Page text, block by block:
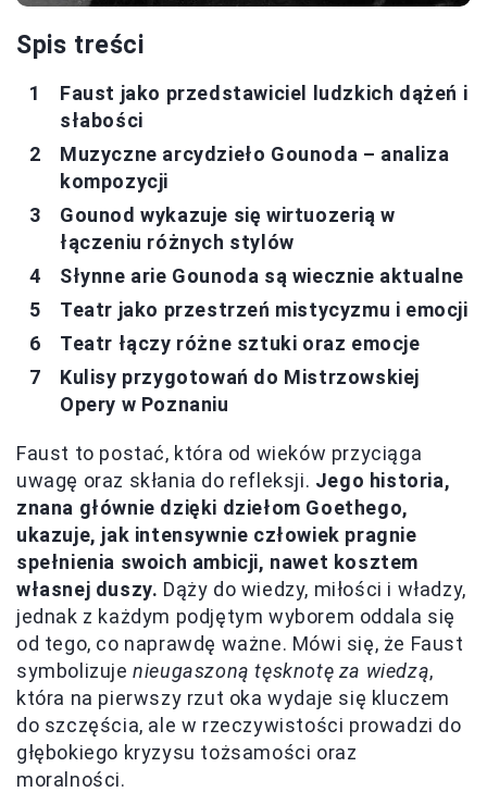
Spis treści
Faust jako przedstawiciel ludzkich dążeń i
słabości
Muzyczne arcydzieło Gounoda – analiza
kompozycji
Gounod wykazuje się wirtuozerią w
łączeniu różnych stylów
Słynne arie Gounoda są wiecznie aktualne
Teatr jako przestrzeń mistycyzmu i emocji
Teatr łączy różne sztuki oraz emocje
Kulisy przygotowań do Mistrzowskiej
Opery w Poznaniu
Faust to postać, która od wieków przyciąga
uwagę oraz skłania do refleksji. Jego historia,
znana głównie dzięki dziełom Goethego,
ukazuje, jak intensywnie człowiek pragnie
spełnienia swoich ambicji, nawet kosztem
własnej duszy. Dąży do wiedzy, miłości i władzy,
jednak z każdym podjętym wyborem oddala się
od tego, co naprawdę ważne. Mówi się, że Faust
symbolizujenieugaszoną tęsknotę za wiedzą,
która na pierwszy rzut oka wydaje się kluczem
do szczęścia, ale w rzeczywistości prowadzi do
głębokiego kryzysu tożsamości oraz
moralności.